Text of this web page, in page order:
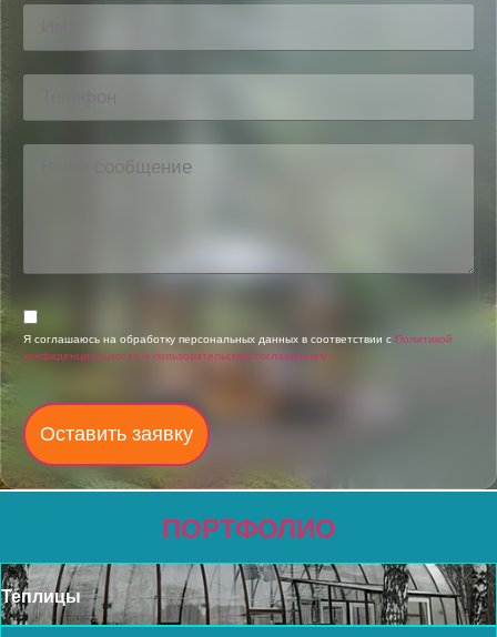
Я соглашаюсь на обработку персональных данных в соответствии с Политикой
конфиденциальности и пользовательским соглашением.
Оставить заявку
ПОРТФОЛИО
Теплицы